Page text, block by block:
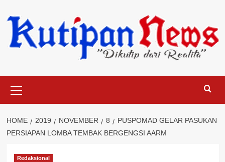
to
content
Menu
HOME 2019 NOVEMBER 8
PUSPOMAD GELAR PASUKAN
PERSIAPAN LOMBA TEMBAK BERGENGSI AARM
Redaksional